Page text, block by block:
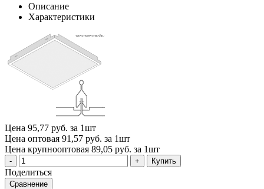
Описание
Характеристики
Цена 95,77 руб. за 1шт
Цена оптовая 91,57 руб. за 1шт
Цена крупнооптовая 89,05 руб. за 1шт
Купить
Поделиться
Сравнение